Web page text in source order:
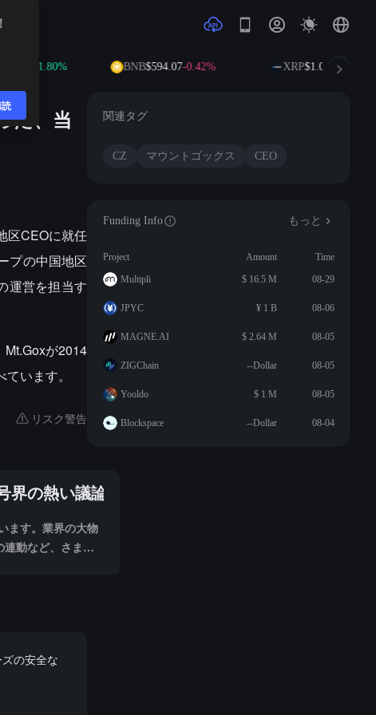
+1.80% BNB$594.07-0.42% XRP$1.04-1.84%
た、当
区CEOに就任
プの中国地区
運営を担当す
が2014
います。
リスク警告
界の熱い議論
ます。業界の大物
動など、さまざ
の安全な
関連タグ
CZ マウントゴックス CEO
Funding Info もっと
Project Amount
Time
Multipli
$ 16.5 M 08-29
JPYC ¥ 1 B 08-06
MAGNE.AI $ 2.64 M 08-05
ZIGChain --Dollar 08-05
Yooldo $ 1 M 08-05
Blockspace --Dollar 08-04